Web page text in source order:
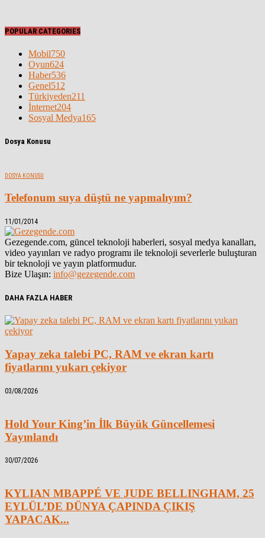
POPULAR CATEGORIES
Mobil750
Oyun624
Haber536
Genel512
Türkiyeden211
İnternet204
Sosyal Medya165
Dosya Konusu
DOSYA KONUSU
Telefonum suya düştü ne yapmalıyım?
11/01/2014
Gezegende.com, güncel teknoloji haberleri, sosyal medya kanalları,
video yayınları ve radyo programı ile teknoloji severlerle buluşturan
bir teknoloji ve yayın platformudur.
Bize Ulaşın: info@gezegende.com
DAHA FAZLA HABER
Yapay zeka talebi PC, RAM ve ekran kartı
fiyatlarını yukarı çekiyor
03/08/2026
Hold Your King’in İlk Büyük Güncellemesi
Yayınlandı
30/07/2026
KYLIAN MBAPPÉ VE JUDE BELLINGHAM, 25
EYLÜL’DE DÜNYA ÇAPINDA ÇIKIŞ
YAPACAK...